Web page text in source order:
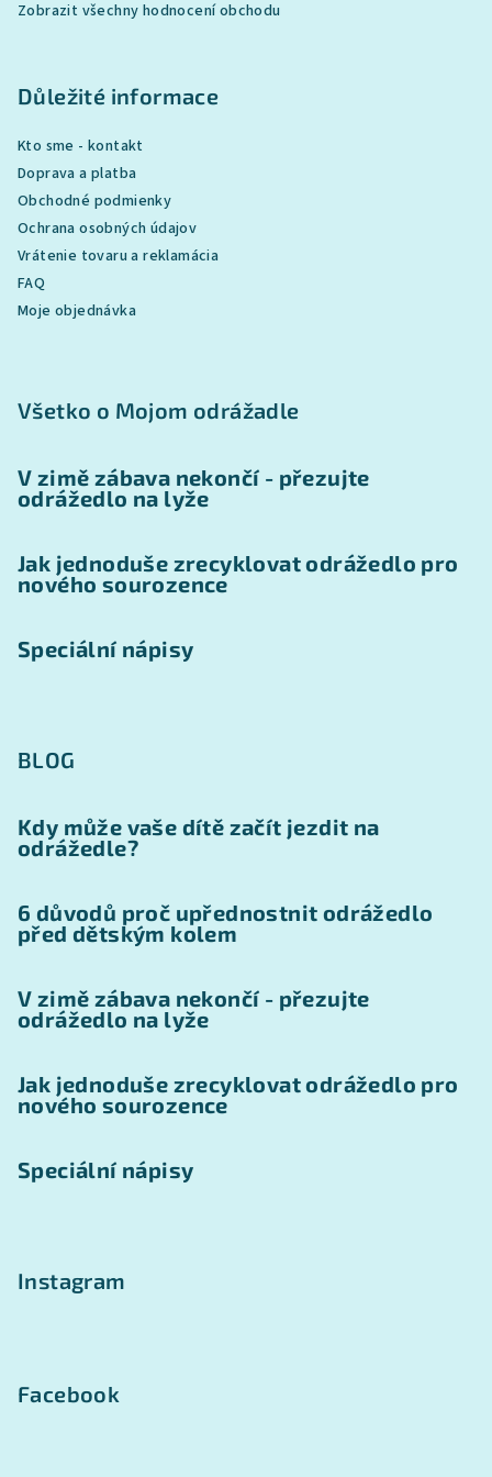
Zobrazit všechny hodnocení obchodu
Důležité informace
Kto sme - kontakt
Doprava a platba
Obchodné podmienky
Ochrana osobných údajov
Vrátenie tovaru a reklamácia
FAQ
Moje objednávka
Všetko o Mojom odrážadle
V zimě zábava nekončí - přezujte
odrážedlo na lyže
Jak jednoduše zrecyklovat odrážedlo pro
nového sourozence
Speciální nápisy
BLOG
Kdy může vaše dítě začít jezdit na
odrážedle?
6 důvodů proč upřednostnit odrážedlo
před dětským kolem
V zimě zábava nekončí - přezujte
odrážedlo na lyže
Jak jednoduše zrecyklovat odrážedlo pro
nového sourozence
Speciální nápisy
Instagram
Facebook